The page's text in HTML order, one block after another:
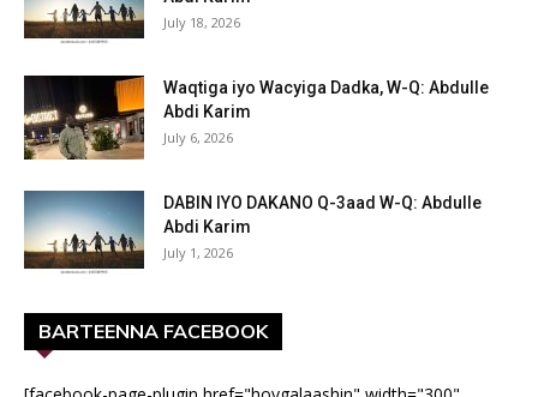
July 18, 2026
Waqtiga iyo Wacyiga Dadka, W-Q: Abdulle
Abdi Karim
July 6, 2026
DABIN IYO DAKANO Q-3aad W-Q: Abdulle
Abdi Karim
July 1, 2026
BARTEENNA FACEBOOK